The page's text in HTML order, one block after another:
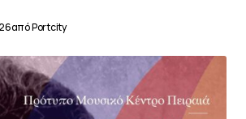
απόPortcity